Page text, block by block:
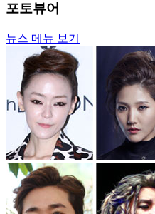
포토뷰어
뉴스 메뉴 보기